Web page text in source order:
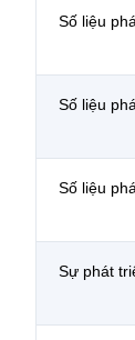
Số liệu
Số liệu
Số liệu
Sự phát